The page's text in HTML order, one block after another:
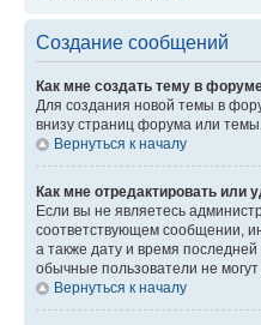
Создание сообщений
Как мне создать тему в
Для создания новой темы в
внизу страниц форума или
Вернуться к началу
Как мне отредактировать или
Если вы не являетесь
соответствующем сообщении,
а также дату и время
обычные пользователи не
Вернуться к началу